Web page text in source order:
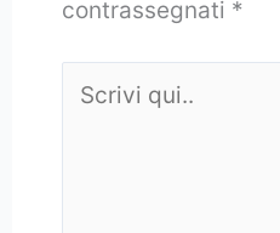
contrassegnati *
qui..